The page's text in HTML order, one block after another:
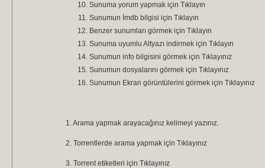
Sunuma yorum yapmak için Tıklayın
Sunumun İmdb bilgisi için Tıklayın
Benzer sunumları görmek için Tıklayın
Sunuma uyumlu Altyazı indirmek için Tıklayın
Sunumun info bilgisini görmek için Tıklayınız
Sunumun dosyalarını görmek için Tıklayınız
Sunumun Ekran görüntülerini görmek için Tıklayınız
1. Arama yapmak arayacağınız kelimeyi yazınız.
2. Torrentlerde arama yapmak için Tıklayınız
3. Torrent etiketleri için Tıklayınız